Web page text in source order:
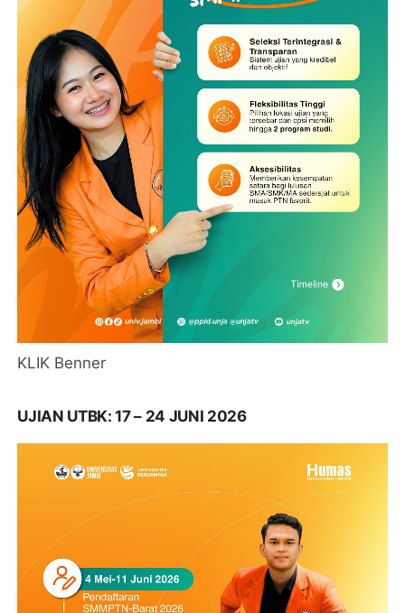
KLIK Benner
UJIAN UTBK: 17 – 24 JUNI 2026